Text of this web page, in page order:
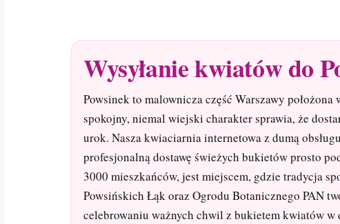
Wysyłanie kwiatów do
Powsinek to malownicza część Warszawy
spokojny, niemal wiejski charakter sprawia, że
urok. Nasza kwiaciarnia internetowa z dumą
profesjonalną dostawę świeżych bukietów prosto
3000 mieszkańców, jest miejscem, gdzie tradycja
Powsińskich Łąk oraz Ogrodu Botanicznego PAN
celebrowaniu ważnych chwil z bukietem kwiatów